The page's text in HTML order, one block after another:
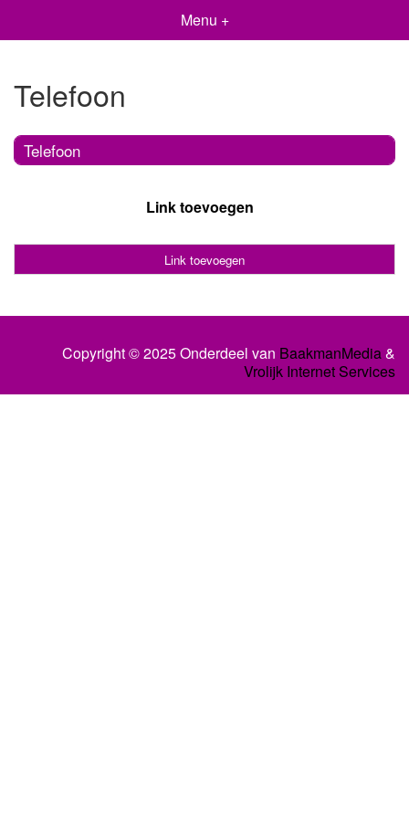
Menu +
Telefoon
Telefoon
Link toevoegen
Link toevoegen
Copyright © 2025 Onderdeel van BaakmanMedia&
Vrolijk Internet Services